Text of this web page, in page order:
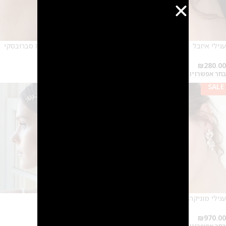
עגילי איזבל
₪280.00
בחר אפשרויות
עגילי מניפה לכלה- טיפות סברובסקי
SALE
עגילי מוניקה
₪970.00